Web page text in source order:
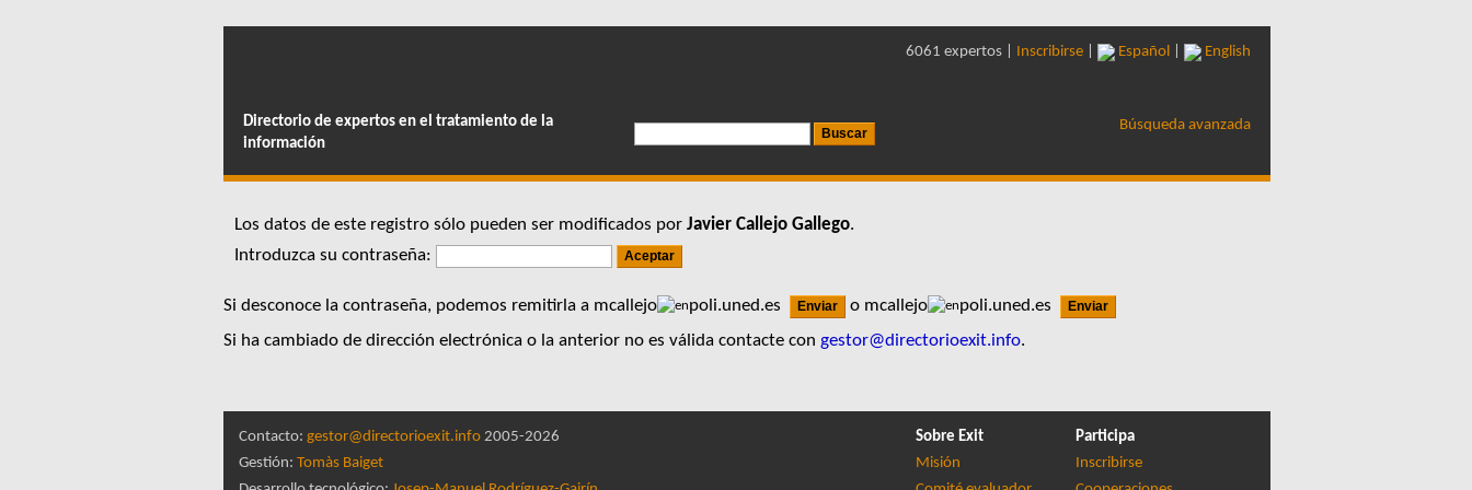
Directorio de expertos en el tratamiento de la
información
6061 expertos | Inscribirse Español English
Búsqueda avanzada
Los datos de este registro sólo pueden ser modificados por Javier Callejo Gallego.
Introduzca su contraseña:
Si desconoce la contraseña, podemos remitirla a mcallejo poli.uned.es o mcallejo
poli.uned.es
Si ha cambiado de dirección electrónica o la anterior no es válida contacte con gestor@directorioexit.info.
Contacto: gestor@directorioexit.info 2005-2026
Gestión: Tomàs Baiget
Sobre Exit
Misión
Participa
Inscribirse